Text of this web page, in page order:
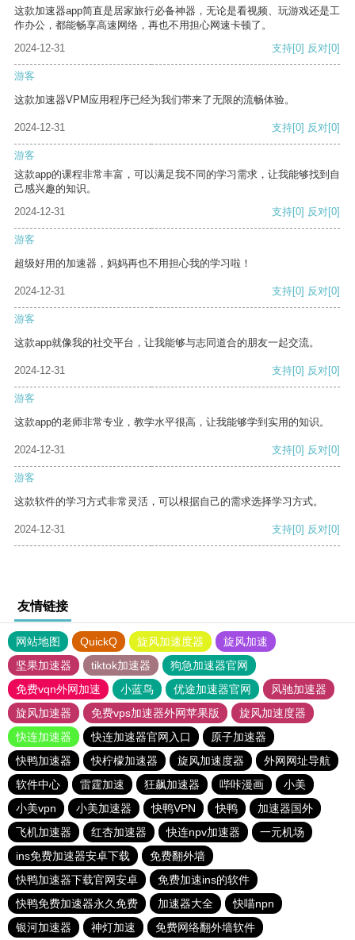
这款加速器app简直是居家旅行必备神器，无论是看视频、玩游戏还是工
作办公，都能畅享高速网络，再也不用担心网速卡顿了。
2024-12-31
支持[0] 反对[0]
游客
这款加速器VPM应用程序已经为我们带来了无限的流畅体验。
2024-12-31 支持[0] 反对[0]
游客
这款app的课程非常丰富，可以满足我不同的学习需求，让我能够找到自
己感兴趣的知识。
2024-12-31
支持[0] 反对[0]
游客
超级好用的加速器，妈妈再也不用担心我的学习啦！
2024-12-31 支持[0] 反对[0]
游客
这款app就像我的社交平台，让我能够与志同道合的朋友一起交流。
2024-12-31 支持[0] 反对[0]
游客
这款app的老师非常专业，教学水平很高，让我能够学到实用的知识。
2024-12-31 支持[0] 反对[0]
游客
这款软件的学习方式非常灵活，可以根据自己的需求选择学习方式。
2024-12-31 支持[0] 反对[0]
友情链接
网站地图 QuickQ 旋风加速度器
旋风加速
坚果加速器
tiktok加速器
狗急加速器官网
免费vqn外网加速
小蓝鸟 优途加速器官网
风驰加速器
旋风加速器
免费vps加速器外网苹果版
旋风加速度器
快连加速器
快连加速器官网入口
原子加速器
快鸭加速器
快柠檬加速器 旋风加速度器
外网网址导航
软件中心
雷霆加速 狂飙加速器 哔咔漫画
小美
小美vpn
小美加速器 快鸭VPN 快鸭
加速器国外
飞机加速器
红杏加速器 快连npv加速器
一元机场
ins免费加速器安卓下载
免费翻外墙
快鸭加速器下载官网安卓
免费加速ins的软件
快鸭免费加速器永久免费
加速器大全
快喵npn
银河加速器
神灯加速 免费网络翻外墙软件